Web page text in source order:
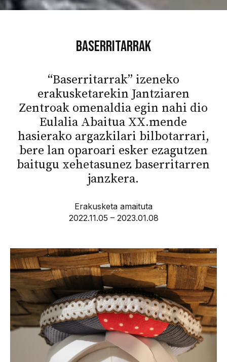
Baserritarrak
“Baserritarrak” izeneko
erakusketarekin Jantziaren
Zentroak omenaldia egin nahi dio
Eulalia Abaitua XX.mende
hasierako argazkilari bilbotarrari,
bere lan oparoari esker ezagutzen
baitugu xehetasunez baserritarren
janzkera.
Erakusketa amaituta
2022.11.05 – 2023.01.08